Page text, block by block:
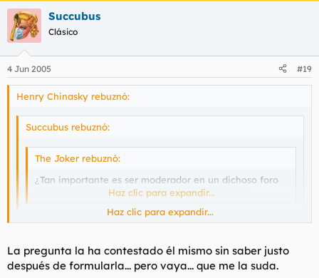
Succubus
Clásico
4 Jun 2005 #19
Henry Chinasky rebuznó:
Succubus rebuznó:
The Joker rebuznó:
¿Tan importante es ser moderador en un dichoso foro
de internet? Que pocas metas tienes en la vida.
Haz clic para expandir...
Tan solo te ha hecho una pregunta, que ha quedado sin
responder por cierto.
Haz clic para expandir...
La pregunta la ha contestado él mismo sin saber justo
después de formularla... pero vaya... que me la suda.